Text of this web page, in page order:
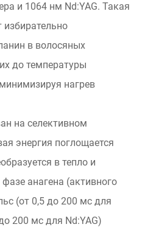
и 1064 нм Nd:YAG. Такая
в волосяных
до температуры
нагрев
на селективном
энергия поглощается
в тепло и
анагена (активного
(от 0,5 до 200 мс для
200 мс для Nd:YAG)